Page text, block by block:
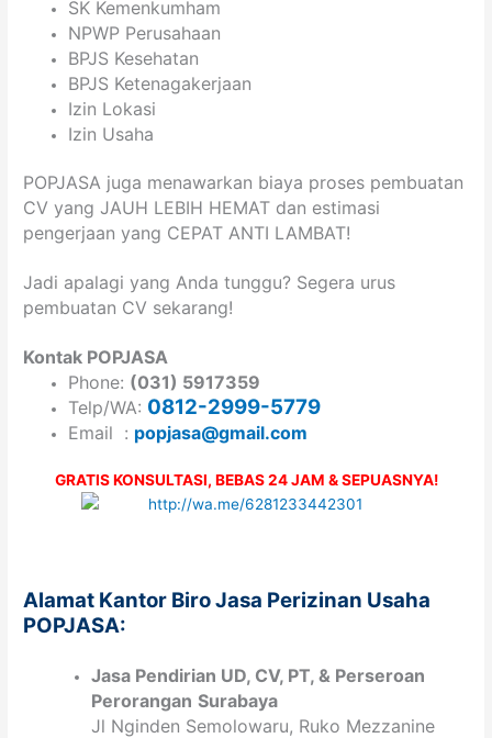
SK Kemenkumham
NPWP Perusahaan
BPJS Kesehatan
BPJS Ketenagakerjaan
Izin Lokasi
Izin Usaha
POPJASA juga menawarkan biaya proses pembuatan
CV yang JAUH LEBIH HEMAT dan estimasi
pengerjaan yang CEPAT ANTI LAMBAT!
Jadi apalagi yang Anda tunggu? Segera urus
pembuatan CV sekarang!
Kontak POPJASA
Phone: (031) 5917359
Telp/WA: 0812-2999-5779
Email : popjasa@gmail.com
GRATIS KONSULTASI, BEBAS 24 JAM & SEPUASNYA!
Alamat Kantor Biro Jasa Perizinan Usaha
POPJASA:
Jasa Pendirian UD, CV, PT, & Perseroan
Perorangan Surabaya
Jl Nginden Semolowaru, Ruko Mezzanine